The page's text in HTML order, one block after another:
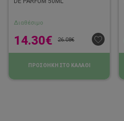
Διαθέσιμο
26.08€
14.30€
ΠΡΟΣΘΗΚΗ ΣΤΟ ΚΑΛΑΘΙ